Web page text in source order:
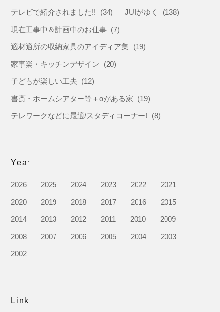
テレビで紹介されました!! (34) JUIがゆく (138)
現在工事中＆計画中のお仕事 (7)
適材適所の収納家具のアイディア集 (19)
家事楽・キッチンデザイン (20)
子どもが楽しい工夫 (12)
書斎・ホームシアター等＋αがある家 (19)
テレワークなどに最適/スタディコーナー! (8)
Year
2026 2025 2024 2023 2022 2021
2020 2019 2018 2017 2016 2015
2014 2013 2012 2011 2010 2009
2008 2007 2006 2005 2004 2003
2002
Link